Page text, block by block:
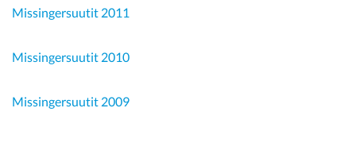
Missingersuutit 2011
Missingersuutit 2010
Missingersuutit 2009